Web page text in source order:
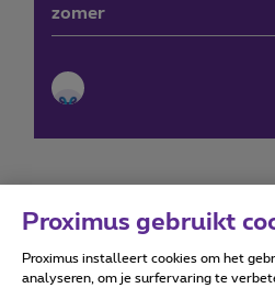
zomer
Forumvoorwaarden
Proximus gebruikt
Proximus installeert cookies om het
analyseren, om je surfervaring te